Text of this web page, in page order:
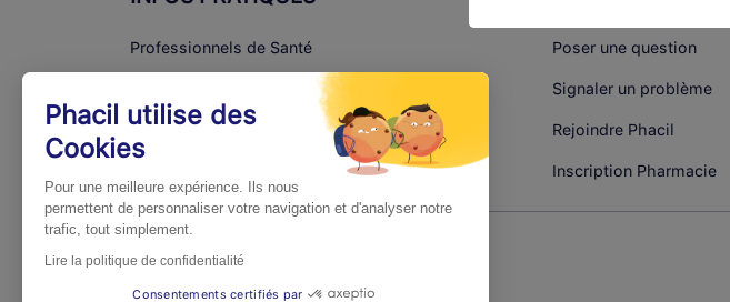
Professionnels de Santé
Espace Pharmaciens
Poser une question
Signaler un problème
Rejoindre Phacil
Inscription Pharmacie
Phacil utilise des
Cookies
Pour une meilleure expérience. Ils nous
permettent de personnaliser votre navigation et d'analyser notre
trafic, tout simplement.
Lire la politique de confidentialité
Consentements certifiés par